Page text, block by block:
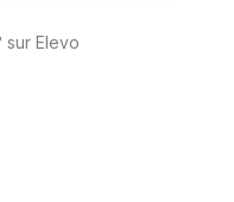
sur Elevo